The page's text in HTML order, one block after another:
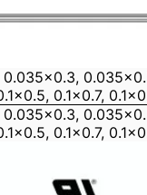
0.1x0.7,
0.1x0.7,